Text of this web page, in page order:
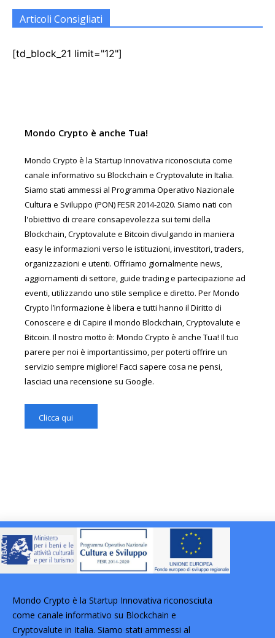
Articoli Consigliati
[td_block_21 limit="12"]
Mondo Crypto è anche Tua!
Mondo Crypto è la Startup Innovativa riconosciuta come
canale informativo su Blockchain e Cryptovalute in Italia.
Siamo stati ammessi al Programma Operativo Nazionale
Cultura e Sviluppo (PON) FESR 2014-2020. Siamo nati con
l'obiettivo di creare consapevolezza sui temi della
Blockchain, Cryptovalute e Bitcoin divulgando in maniera
easy le informazioni verso le istituzioni, investitori, traders,
organizzazioni e utenti. Offriamo giornalmente news,
aggiornamenti di settore, guide trading e partecipazione ad
eventi, utilizzando uno stile semplice e diretto. Per Mondo
Crypto l’informazione è libera e tutti hanno il Diritto di
Conoscere e di Capire il mondo Blockchain, Cryptovalute e
Bitcoin. Il nostro motto è: Mondo Crypto è anche Tua! Il tuo
parere per noi è importantissimo, per poterti offrire un
servizio sempre migliore! Facci sapere cosa ne pensi,
lasciaci una recensione su Google.
Clicca qui
Mondo Crypto è la Startup Innovativa riconosciuta
come canale informativo su Blockchain e
Cryptovalute in Italia. Siamo stati ammessi al